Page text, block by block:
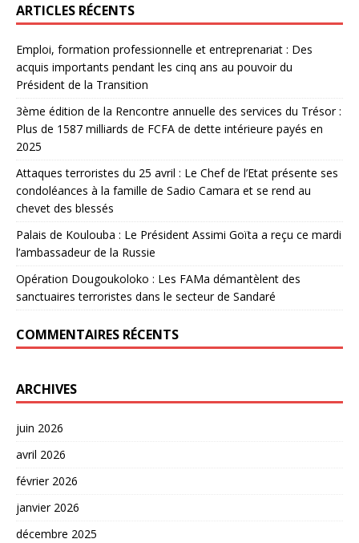
ARTICLES RÉCENTS
Emploi, formation professionnelle et entreprenariat : Des
acquis importants pendant les cinq ans au pouvoir du
Président de la Transition
3ème édition de la Rencontre annuelle des services du Trésor :
Plus de 1587 milliards de FCFA de dette intérieure payés en
2025
Attaques terroristes du 25 avril : Le Chef de l’Etat présente ses
condoléances à la famille de Sadio Camara et se rend au
chevet des blessés
Palais de Koulouba : Le Président Assimi Goïta a reçu ce mardi
l’ambassadeur de la Russie
Opération Dougoukoloko : Les FAMa démantèlent des
sanctuaires terroristes dans le secteur de Sandaré
COMMENTAIRES RÉCENTS
ARCHIVES
juin 2026
avril 2026
février 2026
janvier 2026
décembre 2025